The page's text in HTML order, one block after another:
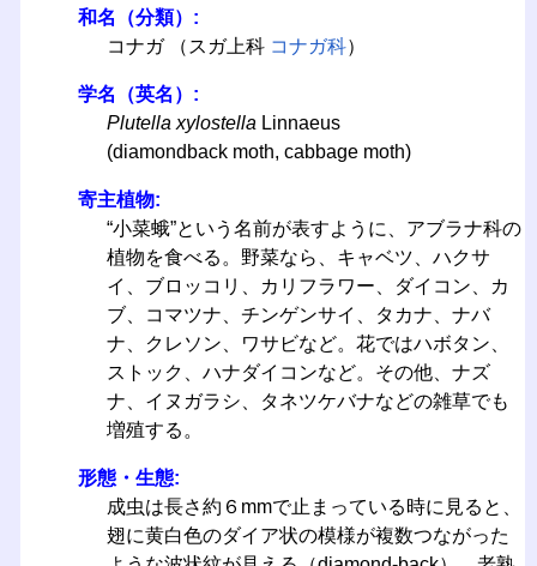
和名（分類）:
コナガ （スガ上科 コナガ科）
学名（英名）:
Plutella xylostella Linnaeus
(diamondback moth, cabbage moth)
寄主植物:
“小菜蛾”という名前が表すように、アブラナ科の
植物を食べる。野菜なら、キャベツ、ハクサ
イ、ブロッコリ、カリフラワー、ダイコン、カ
ブ、コマツナ、チンゲンサイ、タカナ、ナバ
ナ、クレソン、ワサビなど。花ではハボタン、
ストック、ハナダイコンなど。その他、ナズ
ナ、イヌガラシ、タネツケバナなどの雑草でも
増殖する。
形態・生態:
成虫は長さ約６mmで止まっている時に見ると、
翅に黄白色のダイア状の模様が複数つながった